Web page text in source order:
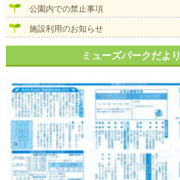
公園内での禁止事項
施設利用のお知らせ
ミューズパークだより